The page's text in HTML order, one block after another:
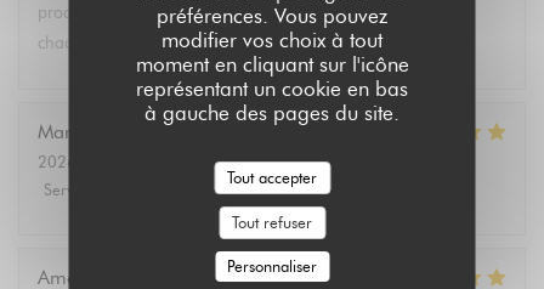
préférences. Vous pouvez
modifier vos choix à tout
moment en cliquant sur l'icône
représentant un cookie en bas
à gauche des pages du site.
Tout accepter
Tout refuser
Personnaliser
produits végétariens et bio. Tous les convives se régalent à
chaque fois.
Marie Christine
2026-08-02
- 13:30 - Couverts 2
Service
4/5 Cuisine: 5/5
Amélie